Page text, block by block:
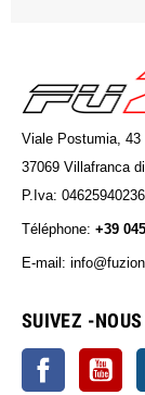
Viale Postumia, 43
37069 Villafranca
P.Iva:
Téléphone: +39
E-mail:
SUIVEZ -NOUS
Facebook